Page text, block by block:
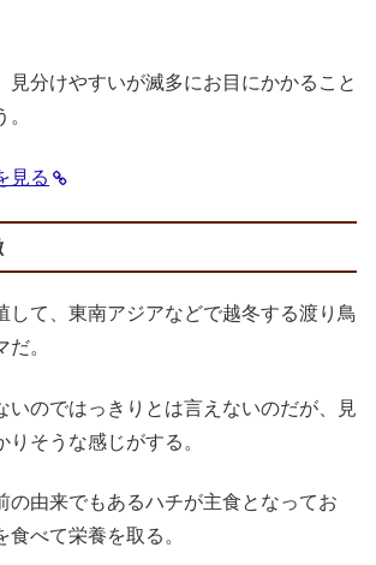
見分けやすいが滅多にお目にかかること
見る
して、東南アジアなどで越冬する渡り鳥
。
いのではっきりとは言えないのだが、見
りそうな感じがする。
の由来でもあるハチが主食となってお
食べて栄養を取る。